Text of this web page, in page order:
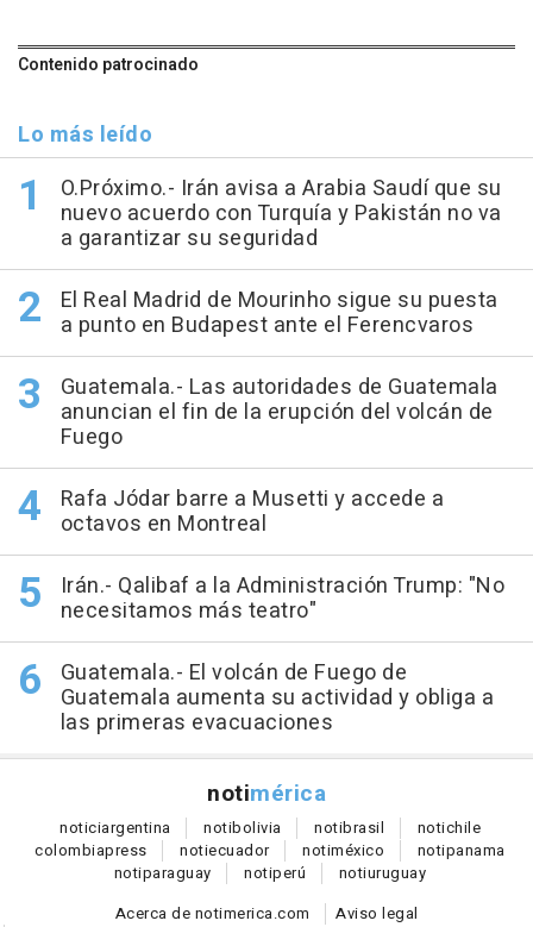
Contenido patrocinado
Lo más leído
O.Próximo.- Irán avisa a Arabia Saudí que su
nuevo acuerdo con Turquía y Pakistán no va
a garantizar su seguridad
El Real Madrid de Mourinho sigue su puesta
a punto en Budapest ante el Ferencvaros
Guatemala.- Las autoridades de Guatemala
anuncian el fin de la erupción del volcán de
Fuego
Rafa Jódar barre a Musetti y accede a
octavos en Montreal
Irán.- Qalibaf a la Administración Trump: "No
necesitamos más teatro"
Guatemala.- El volcán de Fuego de
Guatemala aumenta su actividad y obliga a
las primeras evacuaciones
notimérica
noticiargentina notibolivia notibrasil notichile
colombiapress notiecuador notiméxico notipanama
notiparaguay notiperú notiuruguay
Acerca de notimerica.com
Aviso legal